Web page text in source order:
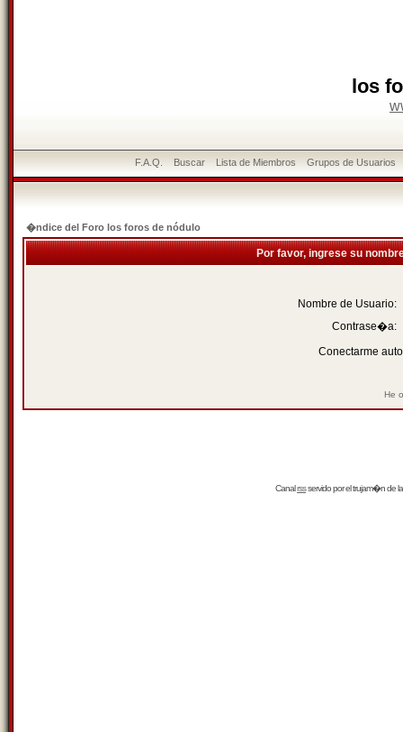
los
F.A.Q. Buscar Lista de Miembros Grupos de Usuarios
�ndice del Foro los foros de nódulo
Por favor, ingrese su
Nombre de Usuario:
Contrase�a:
Conectarme
He
Canalrssservido por eltrujam�nde